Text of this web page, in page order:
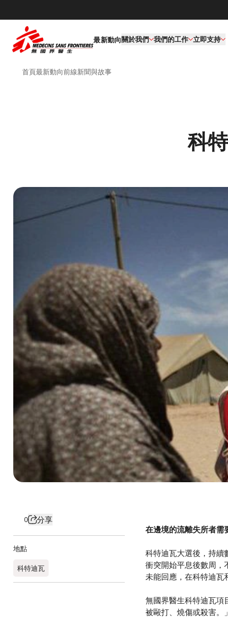
最新動向關於我們 我們的工作​ 立即支持
首頁最新動向前線新聞與故事
科
0 分享
地點
科特迪瓦
在邊境的流離失所者需
科特迪瓦大選後，持續
衝突開始平息後數周，
未能回應，在科特迪瓦
無國界醫生科特迪瓦項
被毆打、燒傷或殺害。